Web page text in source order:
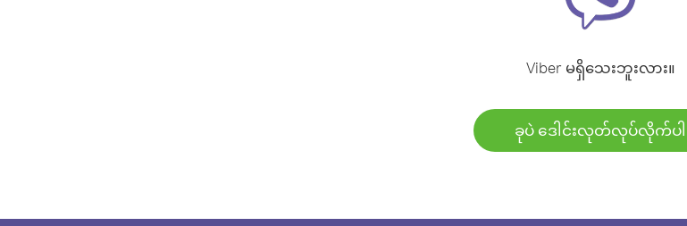
Viber မရှိသေးဘူးလား။
ခုပဲ ဒေါင်းလုတ်လုပ်လိုက်ပါ